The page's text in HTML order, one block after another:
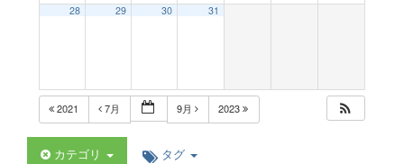
28 29 30 31
2021 7月 9月 2023
カテゴリ タグ